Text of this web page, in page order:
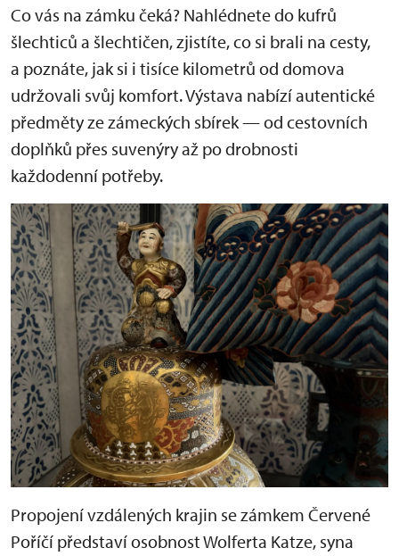
Co vás na zámku čeká? Nahlédnete do kufrů
šlechticů a šlechtičen, zjistíte, co si brali na cesty,
a poznáte, jak si i tisíce kilometrů od domova
udržovali svůj komfort. Výstava nabízí autentické
předměty ze zámeckých sbírek — od cestovních
doplňků přes suvenýry až po drobnosti
každodenní potřeby.
Propojení vzdálených krajin se zámkem Červené
Poříčí představí osobnost Wolferta Katze, syna